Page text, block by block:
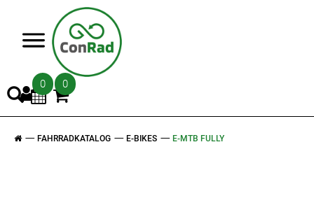
0 0
FAHRRADKATALOG E-BIKES E-MTB FULLY